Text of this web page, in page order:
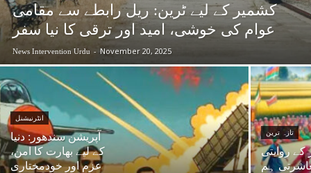
کشمیر کے لیے ٹرین: ریل رابطے سے مقامی
عوام کی خوشی، امید اور ترقی کا نیا سفر
News Intervention Urdu - November 20, 2025
انٹرنیشنل
آپریشن سندھور: دنیا
کے لیے بھارت کا امن،
عزم اور خودمختاری
تازہ ترین
روایتی
ہم